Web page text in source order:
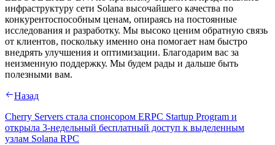
инфраструктуру сети Solana высочайшего качества по
конкурентоспособным ценам, опираясь на постоянные
исследования и разработку. Мы высоко ценим обратную связь
от клиентов, поскольку именно она помогает нам быстро
внедрять улучшения и оптимизации. Благодарим вас за
неизменную поддержку. Мы будем рады и дальше быть
полезными вам.
Назад
Cherry Servers стала спонсором ERPC Startup Program и
открыла 3-недельный бесплатный доступ к выделенным
узлам Solana RPC